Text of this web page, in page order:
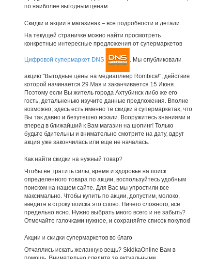
по наиболее выгодным ценам.
Скидки и акции в магазинах – все подробности и детали
На текущей страничке можно найти просмотреть
конкретные интересные предложения от супермаркетов
Цифровой супермаркет DNS . Мы опубликовали
акцию "Выгодные цены на медиаплеер Rombica!", действие
которой начинается 29 Мая и заканчивается 15 Июня.
Поэтому если Вы житель города Ахтубинск либо же его
гость, детальненько изучите данные предложения. Вполне
возможно, здесь есть именно те скидки в супермаркетах, что
Вы так давно и безутешно искали. Вооружитесь знаниями и
вперед в ближайший к Вам магазин на шопинг! Только
будьте бдительны и внимательно смотрите на дату, вдруг
акция уже закончилась или еще не началась.
Как найти скидки на нужный товар?
Чтобы не тратить силы, время и здоровье на поиск
определенного товара по акции, воспользуйтесь удобным
поиском на нашем сайте. Для Вас мы упростили все
максимально. Чтобы купить по акции, допустим, молоко,
введите в строку поиска это слово. Ничего сложного, все
предельно ясно. Нужно выбрать много всего и не забыть?
Отмечайте галочками нужное, и сохраняйте список покупок!
Акции и скидки супермаркетов во благо
Отчаялись искать желанную вещь? SkidkaOnline Вам в